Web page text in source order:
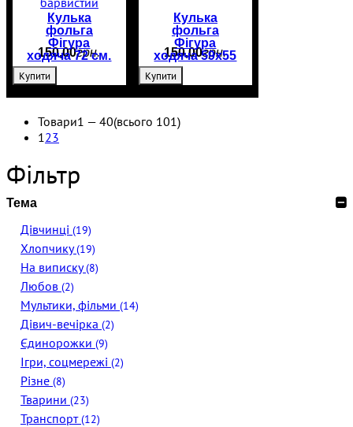
Кулька
фольга
Фігура
ходяча 72 см.
Рожевий
Єдиноріг
150,00грн.
Купити
Кулька
фольга
Фігура
ходяча 59х55
Далматинець
150,00грн.
Купити
Товари1 — 40(всього 101)
1 23
Фільтр
Тема
Дівчинці (19)
Хлопчику(19)
На виписку(8)
Любов (2)
Мультики, фільми (14)
Дівич-вечірка (2)
Єдинорожки (9)
Ігри, соцмережі (2)
Різне (8)
Тварини (23)
Транспорт(12)